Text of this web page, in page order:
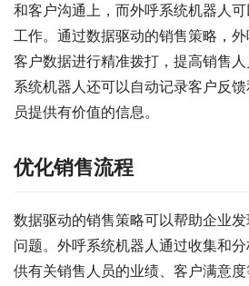
和客户沟通上，而外呼系统机器人
工作。通过数据驱动的销售策略，
客户数据进行精准拨打，提高销售
系统机器人还可以自动记录客户反
员提供有价值的信息。
优化销售流程
数据驱动的销售策略可以帮助企业
问题。外呼系统机器人通过收集和
供有关销售人员的业绩、客户满意